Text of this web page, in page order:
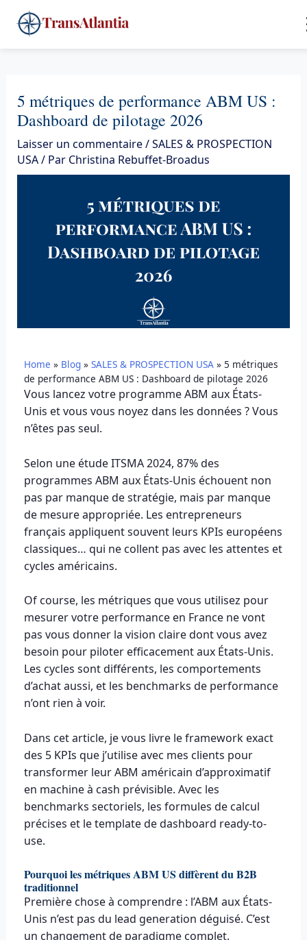
au
contenu
5 métriques de performance ABM US :
Dashboard de pilotage 2026
Laisser un commentaire/SALES & PROSPECTION
USA/ Par Christina Rebuffet-Broadus
Home » Blog» SALES & PROSPECTION USA» 5 métriques
de performance ABM US : Dashboard de pilotage 2026
Vous lancez votre programme ABM aux États-
Unis et vous vous noyez dans les données ? Vous
n’êtes pas seul.
Selon une étude ITSMA 2024, 87% des
programmes ABM aux États-Unis échouent non
pas par manque de stratégie, mais par manque
de mesure appropriée. Les entrepreneurs
français appliquent souvent leurs KPIs européens
classiques… qui ne collent pas avec les attentes et
cycles américains.
Of course, les métriques que vous utilisez pour
mesurer votre performance en France ne vont
pas vous donner la vision claire dont vous avez
besoin pour piloter efficacement aux États-Unis.
Les cycles sont différents, les comportements
d’achat aussi, et les benchmarks de performance
n’ont rien à voir.
Dans cet article, je vous livre le framework exact
des 5 KPIs que j’utilise avec mes clients pour
transformer leur ABM américain d’approximatif
en machine à cash prévisible. Avec les
benchmarks sectoriels, les formules de calcul
précises et le template de dashboard ready-to-
use.
Pourquoi les métriques ABM US diffèrent du B2B
traditionnel
Première chose à comprendre : l’ABM aux États-
Unis n’est pas du lead generation déguisé. C’est
un changement de paradigme complet.